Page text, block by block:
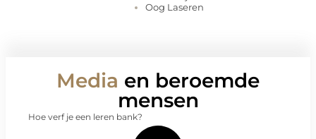
Oog Laseren
Media en beroemde
mensen
Hoe verf je een leren bank?